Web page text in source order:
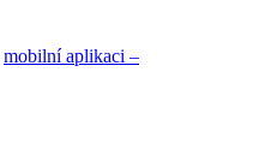
mobilní aplikaci –